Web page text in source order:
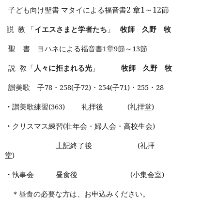
子ども向け聖書 マタイによる福音書2 章1～12節
説 教 「イエスさまと学者たち 」
牧師 久野 牧
聖 書 ヨハネによる福音書1章9節～ 13節
説 教「 人々に拒まれる光」 牧師 久野 牧
讃美歌 子78・ 258(子72)・ 254(子71)・ 255 ・ 28
・ 讃美歌練習(363) 礼拝後 (礼拝堂)
・ クリスマス練習(壮年会・婦人会・高校生会)
上記終了後 (礼拝
堂)
・ 執事会 昼食後 (小集会室)
＊昼食の必要な方は、お申込みください。